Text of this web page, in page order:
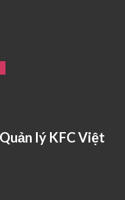
lý KFC Việt